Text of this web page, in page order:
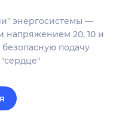
энергосистемы —
напряжением 20, 10 и
подачу